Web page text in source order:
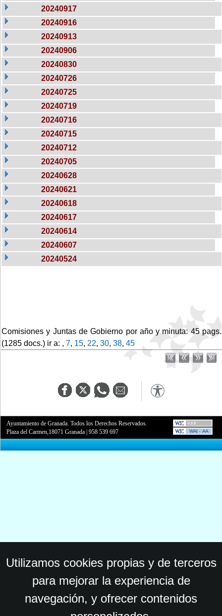
20240917
20240916
20240913
20240906
20240830
20240726
20240725
20240719
20240716
20240715
20240712
20240705
20240628
20240621
20240618
20240617
20240614
20240607
20240524
Comisiones y Juntas de Gobierno por año y minuta: 45 pags.
(1285 docs.) ir a: , 7, 15, 22, 30, 38, 45
Ayuntamiento de Granada. Todos los Derechos Reservados.
Plaza del Carmen,18071 Granada |958 539 697
Utilizamos cookies propias y de terceros
para mejorar la experiencia de
navegación, y ofrecer contenidos